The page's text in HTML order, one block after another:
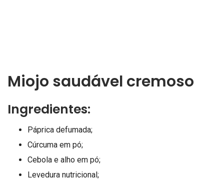
Miojo saudável cremoso
Ingredientes:
Páprica defumada;
Cúrcuma em pó;
Cebola e alho em pó;
Levedura nutricional;